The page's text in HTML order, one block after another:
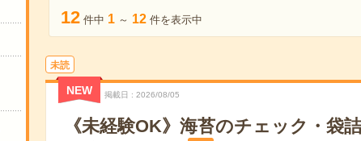
12 件中 1 ～ 12 件を表示中
未読
NEW 掲載日 2026/08/05
《未経験OK》海苔のチェック・袋